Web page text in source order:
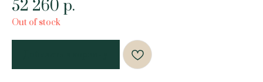
52 260 р.
Out of stock